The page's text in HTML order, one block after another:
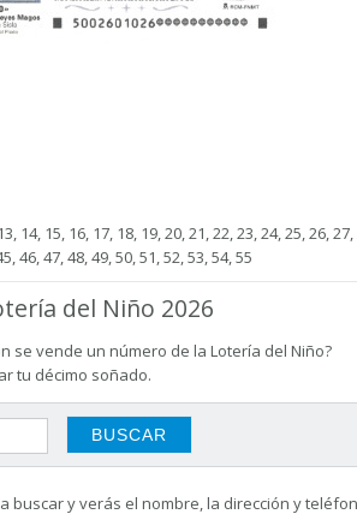
14, 15, 16, 17, 18, 19, 20, 21, 22, 23, 24, 25, 26,
46, 47, 48, 49, 50, 51, 52, 53, 54, 55
del Niño 2026
se vende un número de la Lotería del Niño?
tu décimo soñado.
buscar y verás el nombre, la dirección y